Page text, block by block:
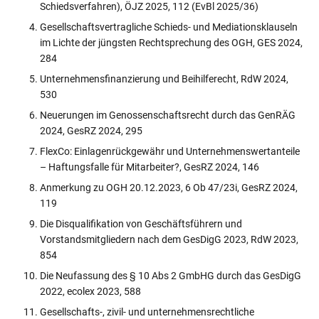
Schiedsverfahren), ÖJZ 2025, 112 (EvBl 2025/36)
Gesellschaftsvertragliche Schieds- und Mediationsklauseln
im Lichte der jüngsten Rechtsprechung des OGH, GES 2024,
284
Unternehmensfinanzierung und Beihilferecht, RdW 2024,
530
Neuerungen im Genossenschaftsrecht durch das GenRÄG
2024, GesRZ 2024, 295
FlexCo: Einlagenrückgewähr und Unternehmenswertanteile
– Haftungsfalle für Mitarbeiter?, GesRZ 2024, 146
Anmerkung zu OGH 20.12.2023, 6 Ob 47/23i, GesRZ 2024,
119
Die Disqualifikation von Geschäftsführern und
Vorstandsmitgliedern nach dem GesDigG 2023, RdW 2023,
854
Die Neufassung des § 10 Abs 2 GmbHG durch das GesDigG
2022, ecolex 2023, 588
Gesellschafts-, zivil- und unternehmensrechtliche